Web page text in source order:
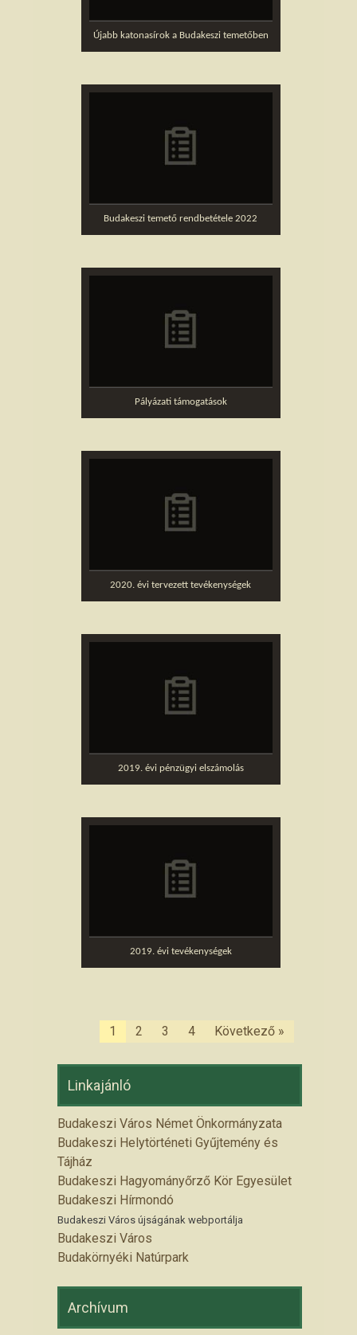
Újabb katonasírok a Budakeszi temetőben
Budakeszi temető rendbetétele 2022
Pályázati támogatások
2020. évi tervezett tevékenységek
2019. évi pénzügyi elszámolás
2019. évi tevékenységek
1 2 3 4 Következő »
Linkajánló
Budakeszi Város Német Önkormányzata
Budakeszi Helytörténeti Gyűjtemény és
Tájház
Budakeszi Hagyományőrző Kör Egyesület
Budakeszi Hírmondó
Budakeszi Város újságának webportálja
Budakeszi Város
Budakörnyéki Natúrpark
Archívum